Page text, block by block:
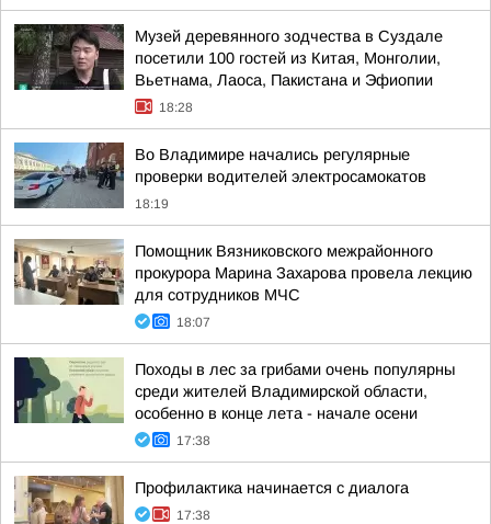
Музей деревянного зодчества в Суздале
посетили 100 гостей из Китая, Монголии,
Вьетнама, Лаоса, Пакистана и Эфиопии
18:28
Во Владимире начались регулярные
проверки водителей электросамокатов
18:19
Помощник Вязниковского межрайонного
прокурора Марина Захарова провела лекцию
для сотрудников МЧС
18:07
Походы в лес за грибами очень популярны
среди жителей Владимирской области,
особенно в конце лета - начале осени
17:38
Профилактика начинается с диалога
17:38